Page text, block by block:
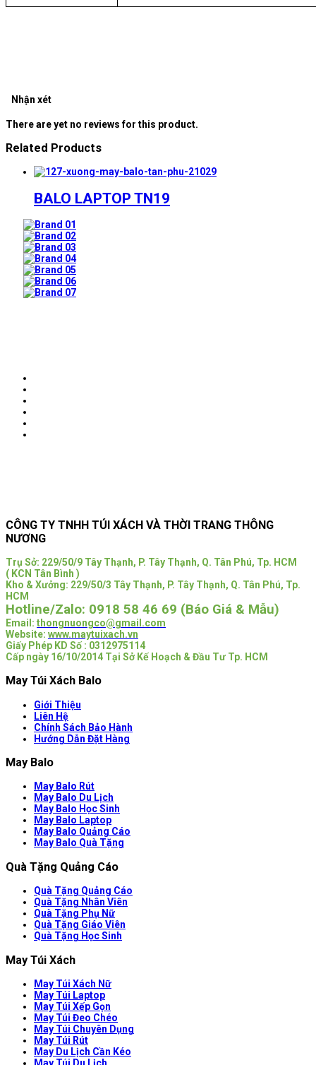
Nhận xét
There are yet no reviews for this product.
Related Products
BALO LAPTOP TN19
CÔNG TY TNHH TÚI XÁCH VÀ THỜI TRANG THÔNG
NƯƠNG
Trụ Sở: 229/50/9 Tây Thạnh, P. Tây Thạnh, Q. Tân Phú, Tp. HCM
( KCN Tân Bình )
Kho & Xưởng: 229/50/3 Tây Thạnh, P. Tây Thạnh, Q. Tân Phú, Tp.
HCM
Hotline/Zalo: 0918 58 46 69 (Báo Giá & Mẫu)
Email: thongnuongco@gmail.com
Website: www.maytuixach.vn
Giấy Phép KD Số : 0312975114
Cấp ngày 16/10/2014 Tại Sở Kế Hoạch & Đầu Tư Tp. HCM
May Túi Xách Balo
Giới Thiệu
Liên Hệ
Chính Sách Bảo Hành
Hướng Dẫn Đặt Hàng
May Balo
May Balo Rút
May Balo Du Lịch
May Balo Học Sinh
May Balo Laptop
May Balo Quảng Cáo
May Balo Quà Tặng
Quà Tặng Quảng Cáo
Quà Tặng Quảng Cáo
Quà Tặng Nhân Viên
Quà Tặng Phụ Nữ
Quà Tặng Giáo Viên
Quà Tặng Học Sinh
May Túi Xách
May Túi Xách Nữ
May Túi Laptop
May Túi Xếp Gọn
May Túi Đeo Chéo
May Túi Chuyên Dụng
May Túi Rút
May Du Lịch Cần Kéo